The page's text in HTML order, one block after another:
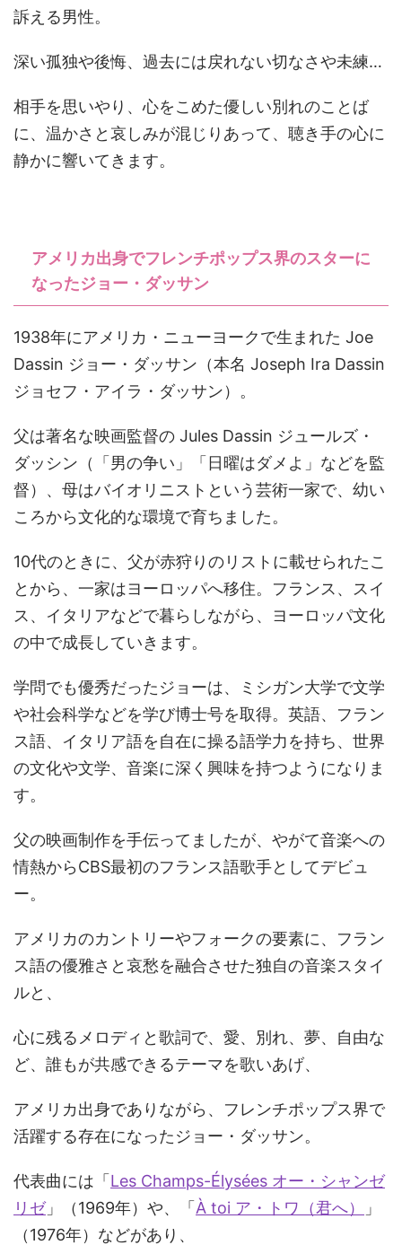
訴える男性。
深い孤独や後悔、過去には戻れない切なさや未練…
相手を思いやり、心をこめた優しい別れのことば
に、温かさと哀しみが混じりあって、聴き手の心に
静かに響いてきます。
アメリカ出身でフレンチポップス界のスターに
なったジョー・ダッサン
1938年にアメリカ・ニューヨークで生まれた Joe
Dassin ジョー・ダッサン（本名 Joseph Ira Dassin
ジョセフ・アイラ・ダッサン）。
父は著名な映画監督の Jules Dassin ジュールズ・
ダッシン（「男の争い」「日曜はダメよ」などを監
督）、母はバイオリニストという芸術一家で、幼い
ころから文化的な環境で育ちました。
10代のときに、父が赤狩りのリストに載せられたこ
とから、一家はヨーロッパへ移住。フランス、スイ
ス、イタリアなどで暮らしながら、ヨーロッパ文化
の中で成長していきます。
学問でも優秀だったジョーは、ミシガン大学で文学
や社会科学などを学び博士号を取得。英語、フラン
ス語、イタリア語を自在に操る語学力を持ち、世界
の文化や文学、音楽に深く興味を持つようになりま
す。
父の映画制作を手伝ってましたが、やがて音楽への
情熱からCBS最初のフランス語歌手としてデビュ
ー。
アメリカのカントリーやフォークの要素に、フラン
ス語の優雅さと哀愁を融合させた独自の音楽スタイ
ルと、
心に残るメロディと歌詞で、愛、別れ、夢、自由な
ど、誰もが共感できるテーマを歌いあげ、
アメリカ出身でありながら、フレンチポップス界で
活躍する存在になったジョー・ダッサン。
代表曲には「 Les Champs-Élysées オー・シャンゼ
リゼ」（1969年）や、「 À toi ア・トワ（君へ）
」
（1976年）などがあり、